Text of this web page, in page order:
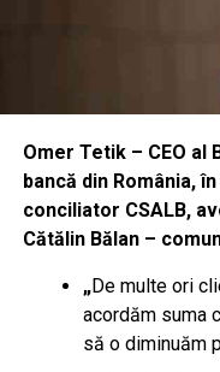
Omer Tetik – CEO al
bancă din România,
conciliator CSALB,
Cătălin Bălan –
„De multe ori
acordăm suma
să o diminuăm